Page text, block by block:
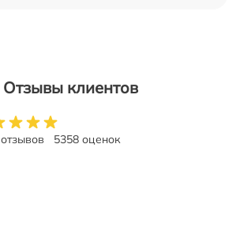
Отзывы клиентов
5358 оценок